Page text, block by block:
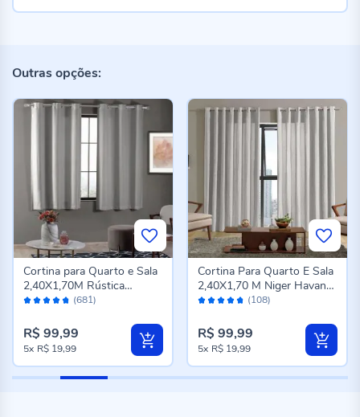
Outras opções:
Avaliação: (681)
Cortina para Quarto e Sala
2,40X1,70M Rústica
Veneza Havan Casa - Cinza
R$ 99,99
5x R$ 19,99
Avaliação: (108)
Cortina Para Quarto E Sala
2,40X1,70 M Niger Havan
Casa - Branca
R$ 99,99
5x R$ 19,99